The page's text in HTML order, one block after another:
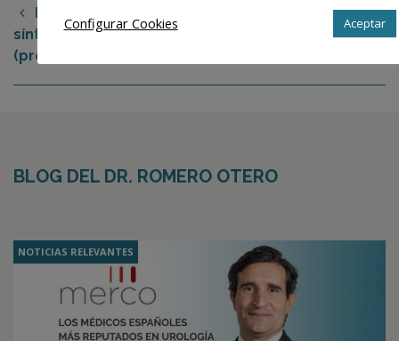
Fístula rectal:
síntomas, causas
(próstatica) y cirugía
Píldoras en Andrología
con Coloplast
BLOG DEL DR. ROMERO OTERO
NOTICIAS RELEVANTES
Configurar Cookies
Aceptar